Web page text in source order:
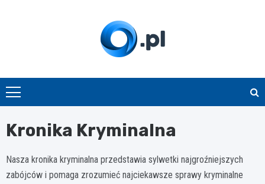
O.pl
Kronika Kryminalna
Nasza kronika kryminalna przedstawia sylwetki najgroźniejszych
zabójców i pomaga zrozumieć najciekawsze sprawy kryminalne